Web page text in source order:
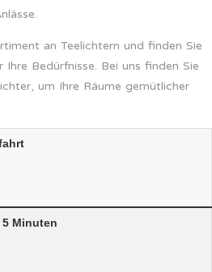
an Teelichtern und finden Sie
Bedürfnisse. Bei uns finden Sie
um Ihre Räume gemütlicher
5 Minuten